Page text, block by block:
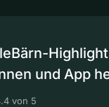
und App
von 5